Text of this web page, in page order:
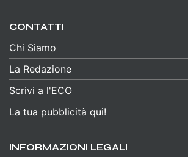
CONTATTI
Chi Siamo
La Redazione
Scrivi a l'ECO
La tua pubblicità qui!
INFORMAZIONI LEGALI